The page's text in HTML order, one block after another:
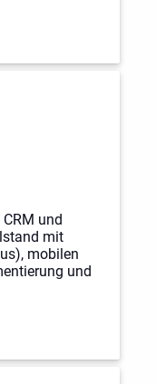
und
mit
mobilen
und